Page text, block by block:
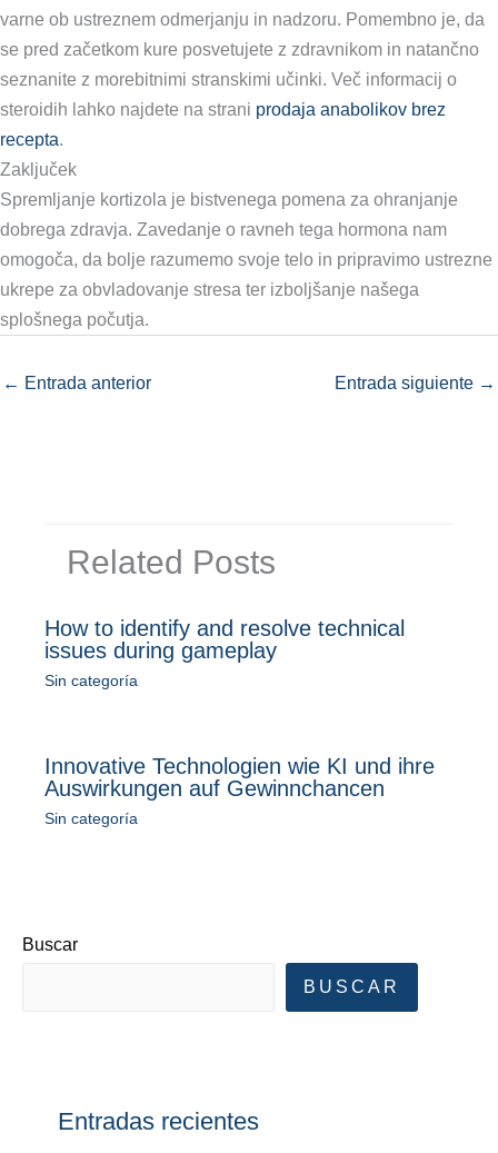
varne ob ustreznem odmerjanju in nadzoru. Pomembno je, da
se pred začetkom kure posvetujete z zdravnikom in natančno
seznanite z morebitnimi stranskimi učinki. Več informacij o
steroidih lahko najdete na strani prodaja anabolikov brez
recepta.
Zaključek
Spremljanje kortizola je bistvenega pomena za ohranjanje
dobrega zdravja. Zavedanje o ravneh tega hormona nam
omogoča, da bolje razumemo svoje telo in pripravimo ustrezne
ukrepe za obvladovanje stresa ter izboljšanje našega
splošnega počutja.
← Entrada anterior Entrada siguiente →
Related Posts
How to identify and resolve technical
issues during gameplay
Sin categoría
Innovative Technologien wie KI und ihre
Auswirkungen auf Gewinnchancen
Sin categoría
Buscar
BUSCAR
Entradas recientes